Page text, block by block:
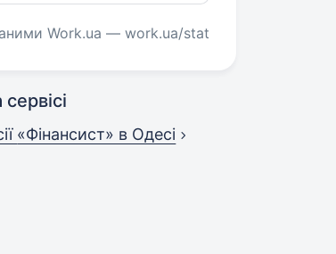
Work.ua — work.ua/stat
«Фінансист» в Одесі